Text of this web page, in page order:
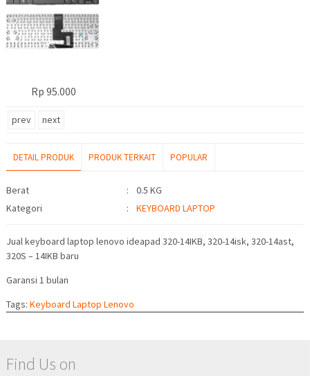
Rp 95.000
prev next
DETAIL PRODUK PRODUK TERKAIT POPULAR
Detail Produk
Berat :
0.5 KG
Kategori
: KEYBOARD LAPTOP
Jual keyboard laptop lenovo ideapad 320-14IKB, 320-14isk, 320-14ast,
320S – 14IKB baru
Garansi 1 bulan
Tags: Keyboard Laptop Lenovo
Find Us on